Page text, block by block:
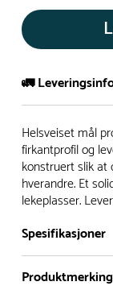
🚛
De aller fleste av
Leveringstid på
I høysesong må
Rask levering
Hos oss finner
Dette er
Helsveiset mål
firkantprofil og
konstruert slik at
hverandre. Et
lekeplasser.
Spesifikasjoner